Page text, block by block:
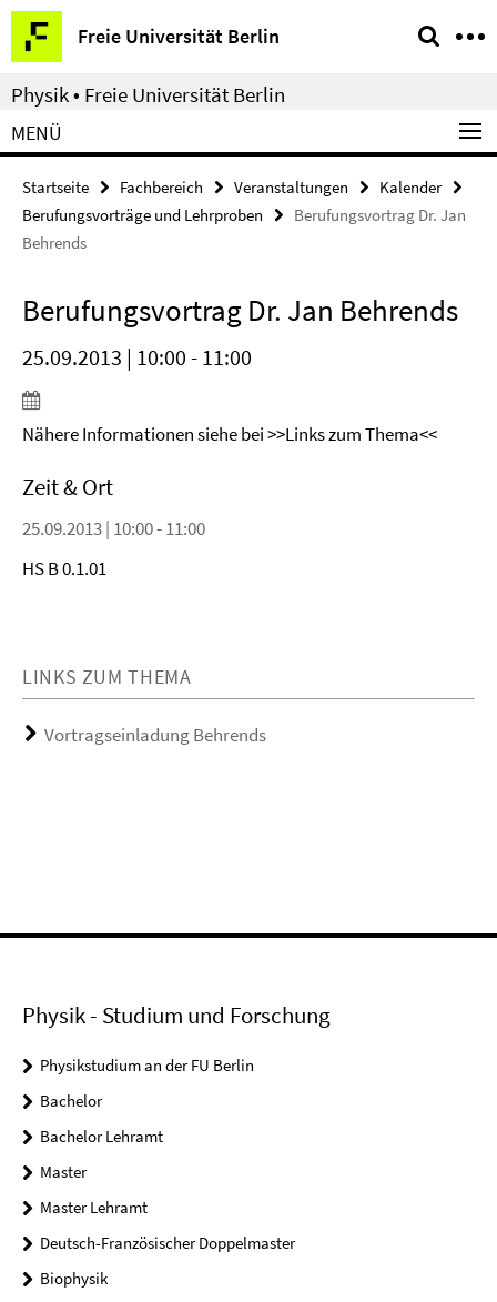
Springe
direkt
zu
Inhalt
Freie Universität Berlin
Service-
Navigation
Physik • Freie Universität Berlin
MENÜ
Startseite Fachbereich Veranstaltungen
Kalender
Berufungsvorträge und Lehrproben
Berufungsvortrag Dr. Jan
Behrends
Berufungsvortrag Dr. Jan Behrends
25.09.2013 | 10:00 - 11:00
Nähere Informationen siehe bei >>Links zum Thema<<
Zeit & Ort
25.09.2013 | 10:00 - 11:00
HS B 0.1.01
LINKS ZUM THEMA
Vortragseinladung Behrends
Physik - Studium und Forschung
Physikstudium an der FU Berlin
Bachelor
Bachelor Lehramt
Master
Master Lehramt
Deutsch-Französischer Doppelmaster
Biophysik